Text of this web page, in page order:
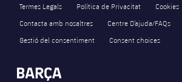
Termes Legals Política de Privacitat Cookies
Contacta amb nosaltres
Centre D’ajuda/FAQs
Gestió del consentiment
Consent choices